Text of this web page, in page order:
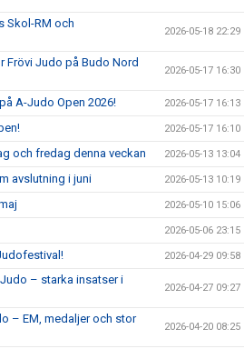
Skol-RM och
2026-05-18 22:29
Frövi Judo på Budo Nord
2026-05-17 16:30
A-Judo Open 2026! 2026-05-17 16:13
2026-05-17 16:10
och fredag denna veckan 2026-05-13 13:04
avslutning i juni 2026-05-13 10:19
2026-05-10 15:06
2026-05-06 23:15
2026-04-29 09:58
– starka insatser i
2026-04-27 09:27
– EM, medaljer och stor
2026-04-20 08:25